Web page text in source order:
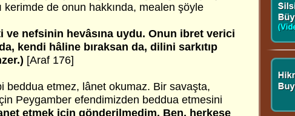
kerimde de onun hakkında, mealen şöyle
ve nefsinin hevâsına uydu. Onun ibret verici
kendi hâline bıraksan da, dilini sarkıtıp
[Araf 176]
beddua etmez, lânet okumaz. Bir savaşta,
Peygamber efendimizden beddua etmesini
etmek için gönderilmedim. Ben, herkese